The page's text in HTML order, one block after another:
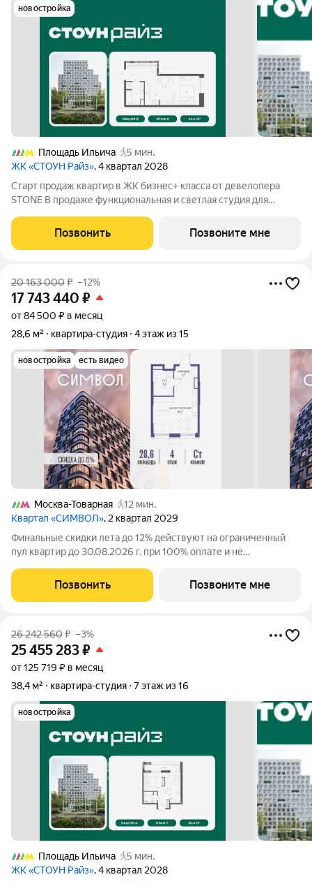
новостройка
Площадь Ильича
5 мин.
ЖК «СТОУН Райз», 4 квартал 2028
Старт продаж квартир в ЖК бизнес+ класса от девелопера
STONE В продаже функциональная и светлая студия для
молодым парам и небольшим семьям. Квартира расположена
в камерном низкоэтажном жилом
Позвонить Позвоните мне
20 163 000₽ –12%
17 743 440 ₽
от 84 500 ₽ в месяц
28,6 м²
квартира-студия 4 этаж из 15
новостройка есть видео
Москва-Товарная
12 мин.
Квартал «СИМВОЛ», 2 квартал 2029
Финальные скидки лета до 12% действуют на ограниченный
пул квартир до 30.08.2026 г. при 100% оплате и не
застройщика: общая площадь 28.60 м, жилая 15.70 м, кухня
5.00 м, 4-й этаж, жилой квартал
Позвонить Позвоните мне
26 242 560₽ –3%
25 455 283₽
от 125 719 ₽ в месяц
38,4 м²
квартира-студия 7 этаж из 16
новостройка
Площадь Ильича
5 мин.
ЖК «СТОУН Райз», 4 квартал 2028